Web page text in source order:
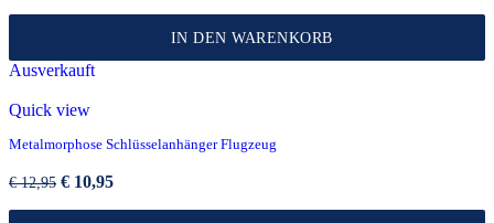
IN DEN WARENKORB
Ausverkauft
Quick view
Metalmorphose Schlüsselanhänger Flugzeug
€12,95 Ursprünglicher
€ 10,95Aktueller